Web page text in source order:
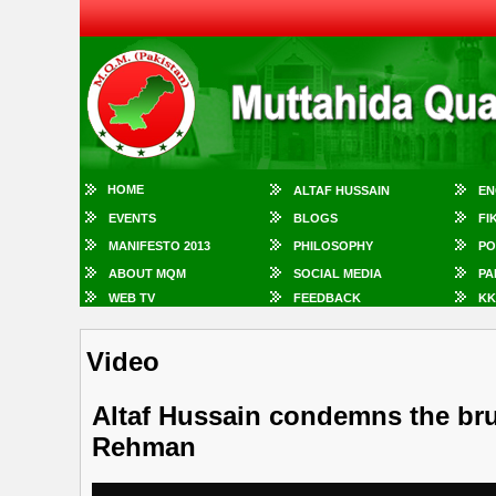
HOME ALTAF HUSSAIN
EVENTS BLOGS
MANIFESTO 2013 PHILOSOPHY
ABOUT MQM SOCIAL MEDIA
WEB TV
FEEDBACK
Video
Altaf Hussain condemns the
Rehman